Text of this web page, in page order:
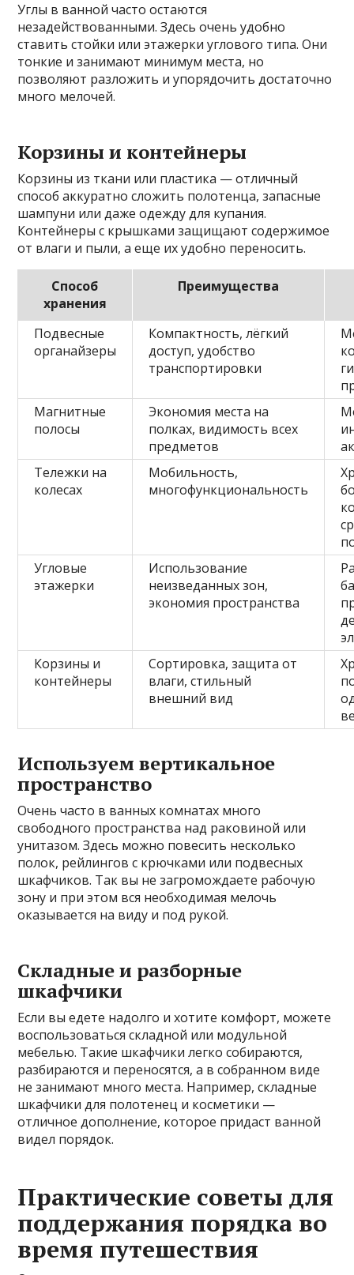
Углы в ванной часто остаются
незадействованными. Здесь очень удобно
ставить стойки или этажерки углового типа. Они
тонкие и занимают минимум места, но
позволяют разложить и упорядочить достаточно
много мелочей.
Корзины и контейнеры
Корзины из ткани или пластика — отличный
способ аккуратно сложить полотенца, запасные
шампуни или даже одежду для купания.
Контейнеры с крышками защищают содержимое
от влаги и пыли, а еще их удобно переносить.
Способ
хранения
Преимущества
Подвесные
органайзеры
Компактность, лёгкий
доступ, удобство
транспортировки
Магнитные
полосы
Экономия места на
полках, видимость всех
предметов
Тележки на
колесах
Мобильность,
многофункциональность
Угловые
этажерки
Использование
неизведанных зон,
экономия пространства
Корзины и
контейнеры
Сортировка, защита от
влаги, стильный
внешний вид
Используем вертикальное
пространство
Очень часто в ванных комнатах много
свободного пространства над раковиной или
унитазом. Здесь можно повесить несколько
полок, рейлингов с крючками или подвесных
шкафчиков. Так вы не загромождаете рабочую
зону и при этом вся необходимая мелочь
оказывается на виду и под рукой.
Складные и разборные
шкафчики
Если вы едете надолго и хотите комфорт, можете
воспользоваться складной или модульной
мебелью. Такие шкафчики легко собираются,
разбираются и переносятся, а в собранном виде
не занимают много места. Например, складные
шкафчики для полотенец и косметики —
отличное дополнение, которое придаст ванной
видел порядок.
Практические советы для
поддержания порядка во
время путешествия